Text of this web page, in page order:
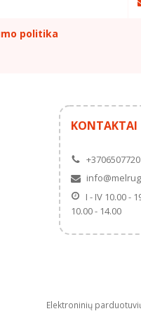
politika
KONTAKTAI
I - IV 10.00 -
10.00 - 14.00
Elektroninių